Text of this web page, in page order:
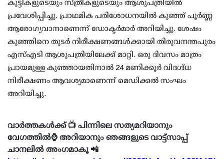
കുട്ടികളുടെയും സ്ത്രീകളുടെയും ആശുപത്രിയില്‍
പ്രവേശിപ്പിച്ചു. പ്രാഥമിക പരിശോധനയില്‍ കുഞ്ഞ് പൂര്‍ണ്ണ
ആരോഗ്യവാനാണെന്ന് ഡോക്ടര്‍മാര്‍ അറിയിച്ചു. ശേഷം
കുഞ്ഞിനെ തുടര്‍ നിരീക്ഷണങ്ങള്‍ക്കായി തിരുവനന്തപുരം
എസ്എടി ആശുപത്രിയിലേക്ക് മാറ്റി. ഒരു ദിവസം മാത്രം
പ്രായമുള്ള കുഞ്ഞായതിനാല്‍ 24 മണിക്കൂര്‍ വിദഗ്ദ്ധ
നിരീക്ഷണം ആവശ്യമാണെന്ന് മെഡിക്കല്‍ സംഘം
അറിയിച്ചു.
വാർത്തകൾക്ക് 📺 പിന്നിലെ സത്യമറിയാനും
വേഗത്തിൽ⌚ അറിയാനും ഞങ്ങളുടെ വാട്ട്സാപ്പ്
ചാനലിൽ അംഗമാകൂ 📲